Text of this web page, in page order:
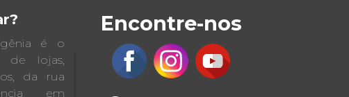
é o
de lojas,
da rua
em
Encontre-nos